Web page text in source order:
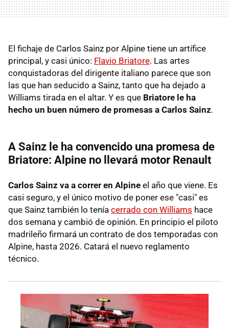
El fichaje de Carlos Sainz por Alpine tiene un artífice
principal, y casi único: Flavio Briatore. Las artes
conquistadoras del dirigente italiano parece que son
las que han seducido a Sainz, tanto que ha dejado a
Williams tirada en el altar. Y es que Briatore le ha
hecho un buen número de promesas a Carlos Sainz.
A Sainz le ha convencido una promesa de
Briatore: Alpine no llevará motor Renault
Carlos Sainz va a correr en Alpine el año que viene. Es
casi seguro, y el único motivo de poner ese "casi" es
que Sainz también lo tenía cerrado con Williams hace
dos semana y cambió de opinión. En principio el piloto
madrileño firmará un contrato de dos temporadas con
Alpine, hasta 2026. Catará el nuevo reglamento
técnico.